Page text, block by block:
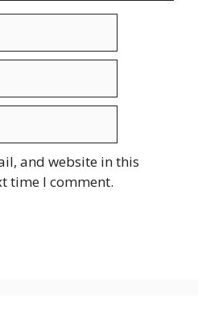
and website in this
time I comment.